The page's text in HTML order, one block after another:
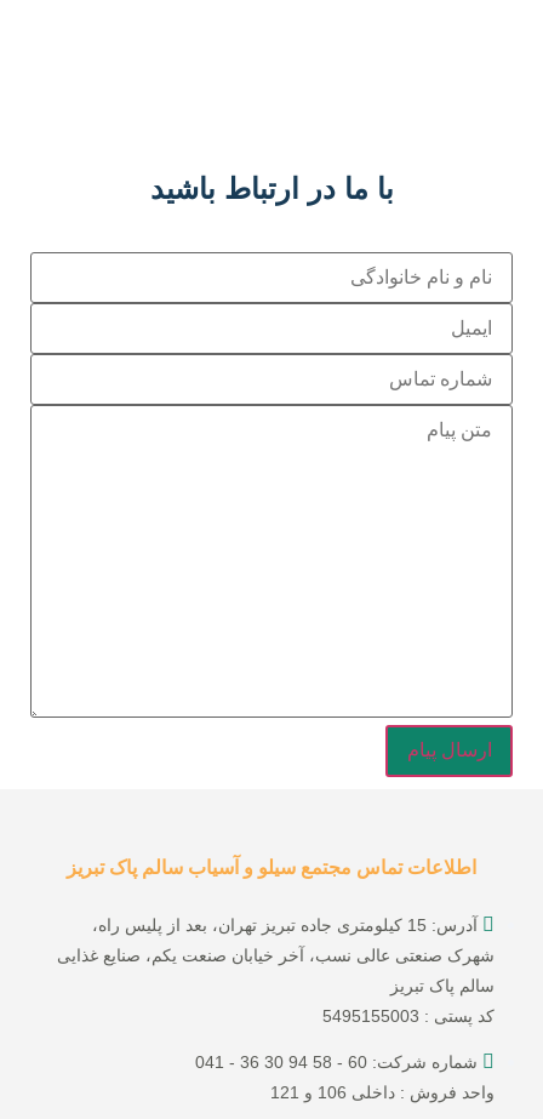
با ما در ارتباط باشید
اطلاعات تماس مجتمع سیلو و آسیاب سالم پاک تبریز
آدرس: 15 کیلومتری جاده تبریز تهران، بعد از پلیس راه،
شهرک صنعتی عالی نسب، آخر خیابان صنعت یکم، صنایع غذایی
سالم پاک تبریز
کد پستی : 5495155003
شماره شرکت: 60 - 58 94 30 36 - 041
واحد فروش : داخلی 106 و 121